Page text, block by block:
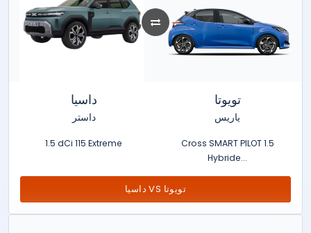
داسيا
داستر
1.5 dCi 115 Extreme
تويوتا
ياريس
Cross SMART PILOT 1.5
Hybride...
داسيا VS تويوتا